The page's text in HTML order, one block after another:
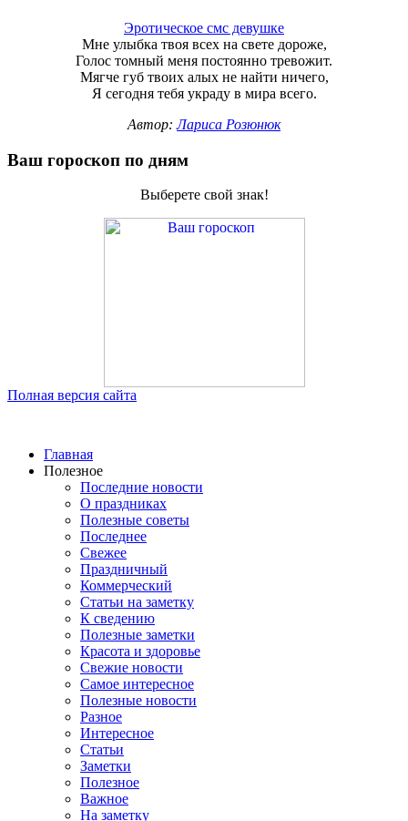
Эротическое смс девушке
Мне улыбка твоя всех на свете дороже,
Голос томный меня постоянно тревожит.
Мягче губ твоих алых не найти ничего,
Я сегодня тебя украду в мира всего.
Автор:Лариса Розюнюк
Ваш гороскоп по дням
Выберете свой знак!
Полная версия сайта
Главная
Полезное
Последние новости
О праздниках
Полезные советы
Последнее
Свежее
Праздничный
Коммерческий
Статьи на заметку
К сведению
Полезные заметки
Красота и здоровье
Свежие новости
Самое интересное
Полезные новости
Разное
Интересное
Статьи
Заметки
Полезное
Важное
На заметку